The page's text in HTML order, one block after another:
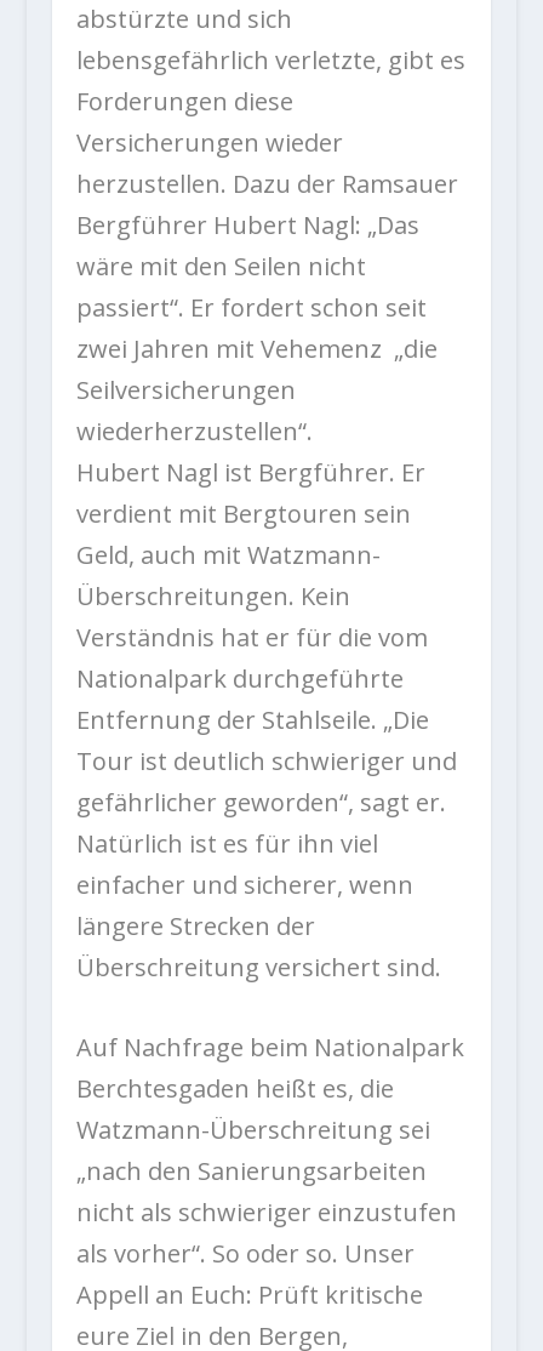
abstürzte und sich
lebensgefährlich verletzte, gibt es
Forderungen diese
Versicherungen wieder
herzustellen. Dazu der Ramsauer
Bergführer Hubert Nagl: „Das
wäre mit den Seilen nicht
passiert“. Er fordert schon seit
zwei Jahren mit Vehemenz „die
Seilversicherungen
wiederherzustellen“.
Hubert Nagl ist Bergführer. Er
verdient mit Bergtouren sein
Geld, auch mit Watzmann-
Überschreitungen. Kein
Verständnis hat er für die vom
Nationalpark durchgeführte
Entfernung der Stahlseile. „Die
Tour ist deutlich schwieriger und
gefährlicher geworden“, sagt er.
Natürlich ist es für ihn viel
einfacher und sicherer, wenn
längere Strecken der
Überschreitung versichert sind.
Auf Nachfrage beim Nationalpark
Berchtesgaden heißt es, die
Watzmann-Überschreitung sei
„nach den Sanierungsarbeiten
nicht als schwieriger einzustufen
als vorher“. So oder so. Unser
Appell an Euch: Prüft kritische
eure Ziel in den Bergen,